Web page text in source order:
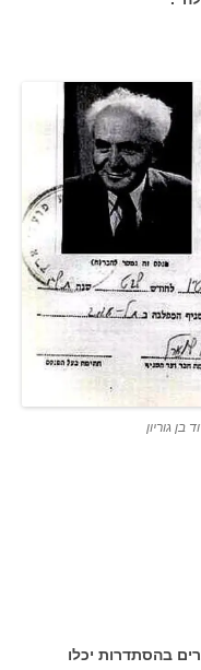
בהסתדרות יכלו